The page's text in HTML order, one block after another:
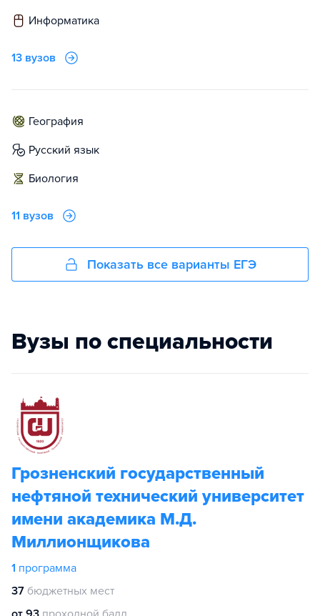
информатика
13 вузов
география
русский язык
биология
11 вузов
Показать все варианты ЕГЭ
Вузы по специальности
Грозненский государственный
нефтяной технический университет
имени академика М.Д.
Миллионщикова
1 программа
37 бюджетных мест